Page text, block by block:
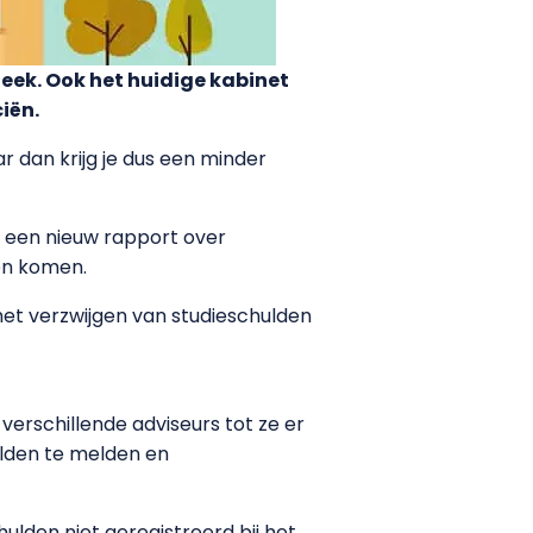
Ook het huidige kabinet
dan krijg je dus een minder
een nieuw rapport over
komen.
verzwijgen van studieschulden
verschillende adviseurs tot ze er
te melden en